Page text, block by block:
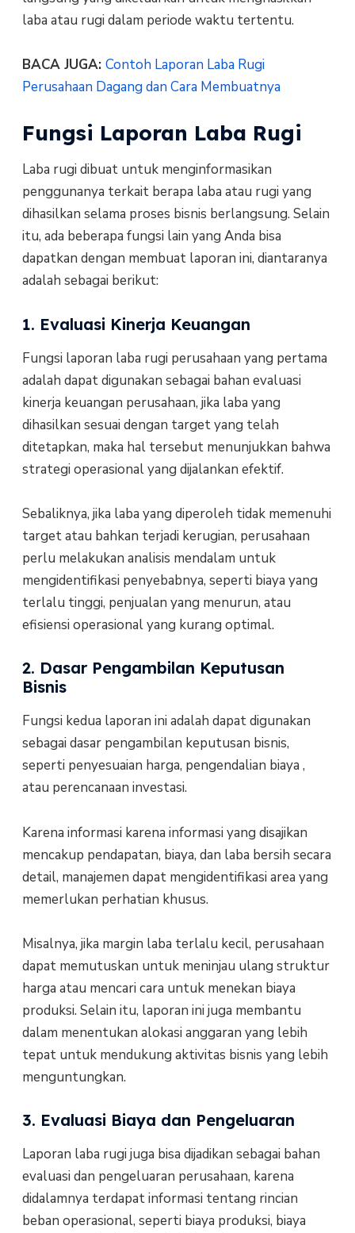
laba atau rugi dalam periode waktu tertentu.
BACA JUGA: Contoh Laporan Laba Rugi
Perusahaan Dagang dan Cara Membuatnya
Fungsi Laporan Laba Rugi
Laba rugi dibuat untuk menginformasikan
penggunanya terkait berapa laba atau rugi yang
dihasilkan selama proses bisnis berlangsung. Selain
itu, ada beberapa fungsi lain yang Anda bisa
dapatkan dengan membuat laporan ini, diantaranya
adalah sebagai berikut:
1. Evaluasi Kinerja Keuangan
Fungsi laporan laba rugi perusahaan yang pertama
adalah dapat digunakan sebagai bahan evaluasi
kinerja keuangan perusahaan, jika laba yang
dihasilkan sesuai dengan target yang telah
ditetapkan, maka hal tersebut menunjukkan bahwa
strategi operasional yang dijalankan efektif.
Sebaliknya, jika laba yang diperoleh tidak memenuhi
target atau bahkan terjadi kerugian, perusahaan
perlu melakukan analisis mendalam untuk
mengidentifikasi penyebabnya, seperti biaya yang
terlalu tinggi, penjualan yang menurun, atau
efisiensi operasional yang kurang optimal.
2. Dasar Pengambilan Keputusan
Bisnis
Fungsi kedua laporan ini adalah dapat digunakan
sebagai dasar pengambilan keputusan bisnis,
seperti penyesuaian harga, pengendalian biaya ,
atau perencanaan investasi.
Karena informasi karena informasi yang disajikan
mencakup pendapatan, biaya, dan laba bersih secara
detail, manajemen dapat mengidentifikasi area yang
memerlukan perhatian khusus.
Misalnya, jika margin laba terlalu kecil, perusahaan
dapat memutuskan untuk meninjau ulang struktur
harga atau mencari cara untuk menekan biaya
produksi. Selain itu, laporan ini juga membantu
dalam menentukan alokasi anggaran yang lebih
tepat untuk mendukung aktivitas bisnis yang lebih
menguntungkan.
3. Evaluasi Biaya dan Pengeluaran
Laporan laba rugi juga bisa dijadikan sebagai bahan
evaluasi dan pengeluaran perusahaan, karena
didalamnya terdapat informasi tentang rincian
beban operasional, seperti biaya produksi, biaya